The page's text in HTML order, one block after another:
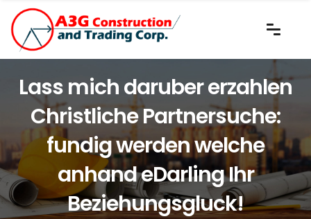
Lass mich daruber erzahlen
Christliche Partnersuche:
fundig werden welche
anhand eDarling Ihr
Beziehungsgluck!